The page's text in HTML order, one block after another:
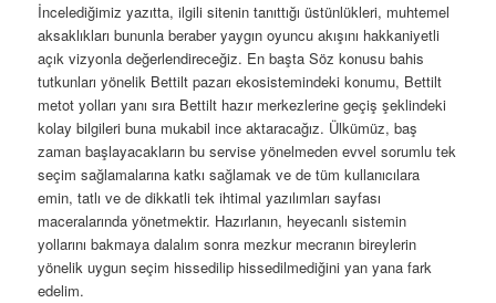
İncelediğimiz yazıtta, ilgili sitenin tanıttığı üstünlükleri, muhtemel
aksaklıkları bununla beraber yaygın oyuncu akışını hakkaniyetli
açık vizyonla değerlendireceğiz. En başta Söz konusu bahis
tutkunları yönelik Bettilt pazarı ekosistemindeki konumu, Bettilt
metot yolları yanı sıra Bettilt hazır merkezlerine geçiş şeklindeki
kolay bilgileri buna mukabil ince aktaracağız. Ülkümüz, baş
zaman başlayacakların bu servise yönelmeden evvel sorumlu tek
seçim sağlamalarına katkı sağlamak ve de tüm kullanıcılara
emin, tatlı ve de dikkatli tek ihtimal yazılımları sayfası
maceralarında yönetmektir. Hazırlanın, heyecanlı sistemin
yollarını bakmaya dalalım sonra mezkur mecranın bireylerin
yönelik uygun seçim hissedilip hissedilmediğini yan yana fark
edelim.